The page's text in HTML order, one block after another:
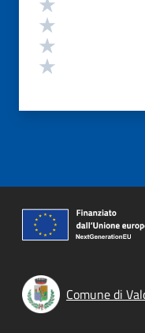
Comune di